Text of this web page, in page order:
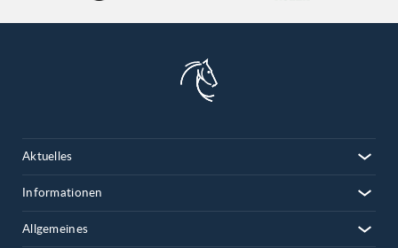
Aktuelles
Informationen
Allgemeines